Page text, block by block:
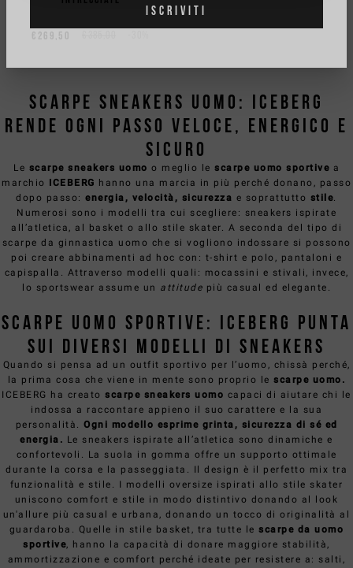
€269,50
Scarpe Sneakers Uomo: ICEBERG
rende ogni passo veloce, energico e
sicuro
Le scarpe sneakers uomo o meglio le scarpe uomo sportive a
marchio
ICEBERG hanno una marcia in più perché donano, passo
dopo passo:energia, velocità, sicurezza e soprattutto stile.
Numerosi sono i modelli tra cui scegliere: sneakers ispirate
all’atletica, al basket o allo stile skater. A seconda del tipo di
scarpe da ginnastica uomo che si vogliono indossare si possono
poi creare abbinamenti ad hoc con: t-shirt e polo, pantaloni e
capispalla . Attraverso modelli quali: mocassini e stivali, invece,
lo sportswear assume un attitude più casual ed elegante.
Scarpe uomo sportive: ICEBERG punta
sui diversi modelli di sneakers
Quando si pensa ad un outfit sportivo per l’uomo, chissà perché,
la prima cosa che viene in mente sono proprio lescarpe uomo.
ICEBERG ha creatoscarpe sneakers uomo capaci di aiutare chi le
indossa a raccontare appieno il suo carattere e la sua
personalità. Ogni modello esprime grinta, sicurezza di sé ed
energia. Le sneakers ispirate all’atletica sono dinamiche e
confortevoli. La suola in gomma offre un supporto ottimale
durante la corsa e la passeggiata. Il design è il perfetto mix tra
funzionalità e stile. I modelli oversize ispirati allo stile skater
uniscono comfort e stile in modo distintivo donando al look
un'allure più casual e urbana, donando un tocco di originalità al
guardaroba. Quelle in stile basket, tra tutte lescarpe da uomo
sportive, hanno la capacità di donare maggiore stabilità,
ammortizzazione e comfort perché ideate per resistere a: salti,
ISCRIVITI